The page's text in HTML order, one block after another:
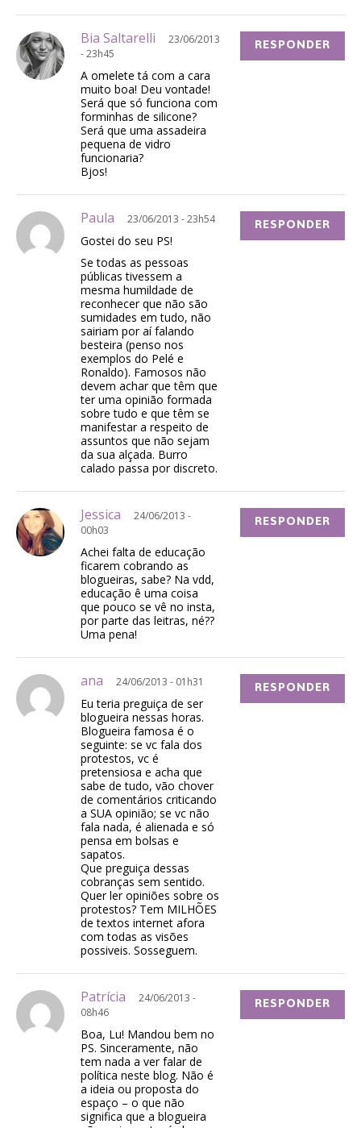
Bia Saltarelli
23/06/2013
- 23h45
A omelete tá com a cara
muito boa! Deu vontade!
Será que só funciona com
forminhas de silicone?
Será que uma assadeira
pequena de vidro
funcionaria?
Bjos!
RESPONDER
Paula 23/06/2013 - 23h54
Gostei do seu PS!
Se todas as pessoas
públicas tivessem a
mesma humildade de
reconhecer que não são
sumidades em tudo, não
sairiam por aí falando
besteira (penso nos
exemplos do Pelé e
Ronaldo). Famosos não
devem achar que têm que
ter uma opinião formada
sobre tudo e que têm se
manifestar a respeito de
assuntos que não sejam
da sua alçada. Burro
calado passa por discreto.
RESPONDER
Jessica
24/06/2013 -
00h03
Achei falta de educação
ficarem cobrando as
blogueiras, sabe? Na vdd,
educação ê uma coisa
que pouco se vê no insta,
por parte das leitras, né??
Uma pena!
RESPONDER
ana 24/06/2013 - 01h31
Eu teria preguiça de ser
blogueira nessas horas.
Blogueira famosa é o
seguinte: se vc fala dos
protestos, vc é
pretensiosa e acha que
sabe de tudo, vão chover
de comentários criticando
a SUA opinião; se vc não
fala nada, é alienada e só
pensa em bolsas e
sapatos.
Que preguiça dessas
cobranças sem sentido.
Quer ler opiniões sobre os
protestos? Tem MILHÕES
de textos internet afora
com todas as visões
possiveis. Sosseguem.
RESPONDER
Patrícia
24/06/2013 -
08h46
Boa, Lu! Mandou bem no
PS. Sinceramente, não
tem nada a ver falar de
política neste blog. Não é
a ideia ou proposta do
espaço – o que não
significa que a blogueira
RESPONDER